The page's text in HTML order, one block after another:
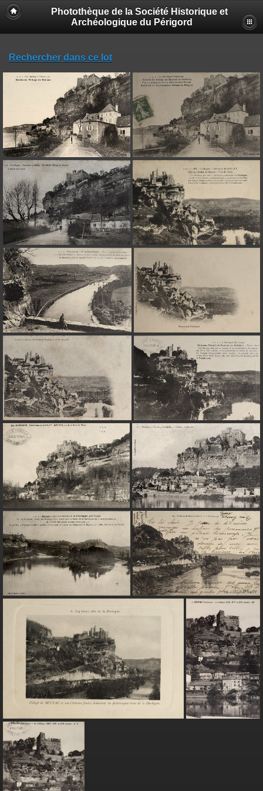
Photothèque de la Société Historique et
Archéologique du Périgord
Rechercher dans ce lot